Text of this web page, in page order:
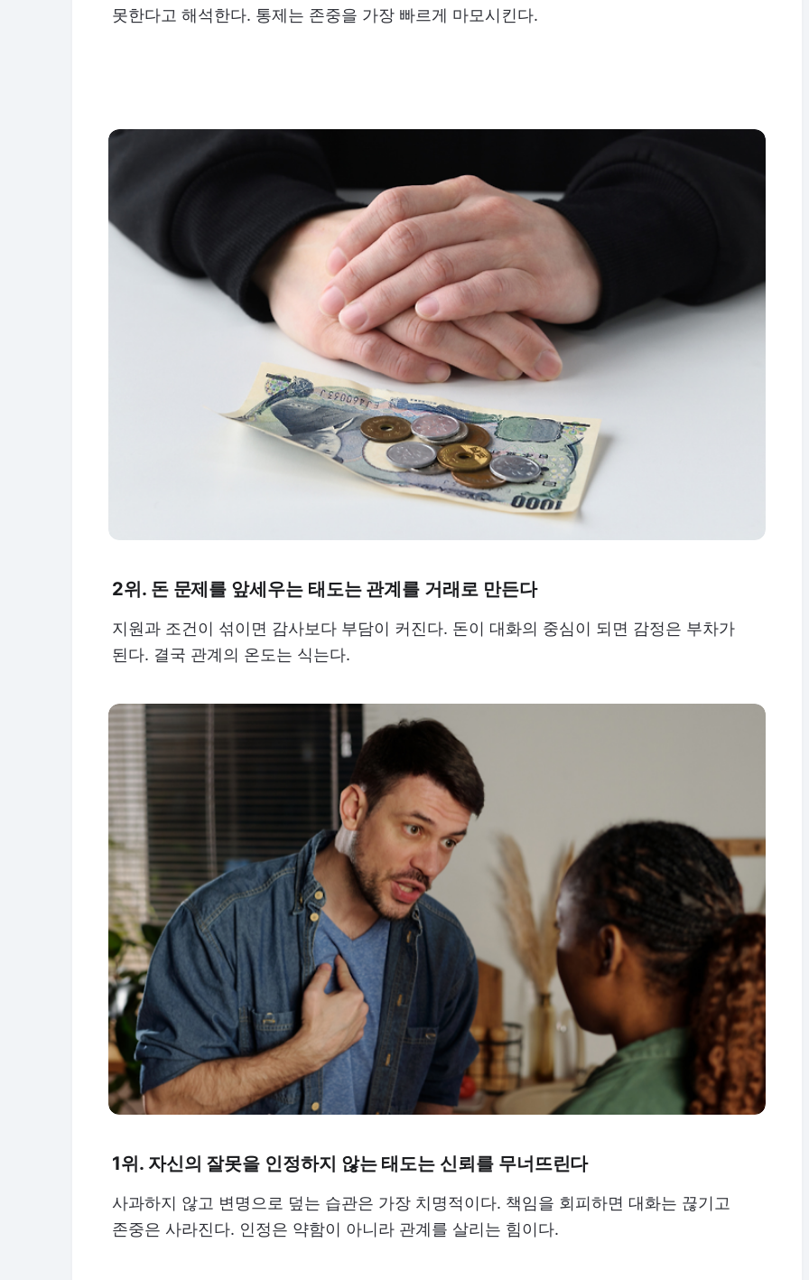
못한다고 해석한다. 통제는 존중을 가장 빠르게 마모시킨다.
2위. 돈 문제를 앞세우는 태도는 관계를 거래로 만든다
지원과 조건이 섞이면 감사보다 부담이 커진다. 돈이 대화의 중심이 되면 감정은 부차가
된다. 결국 관계의 온도는 식는다.
1위. 자신의 잘못을 인정하지 않는 태도는 신뢰를 무너뜨린다
사과하지 않고 변명으로 덮는 습관은 가장 치명적이다. 책임을 회피하면 대화는 끊기고
존중은 사라진다. 인정은 약함이 아니라 관계를 살리는 힘이다.